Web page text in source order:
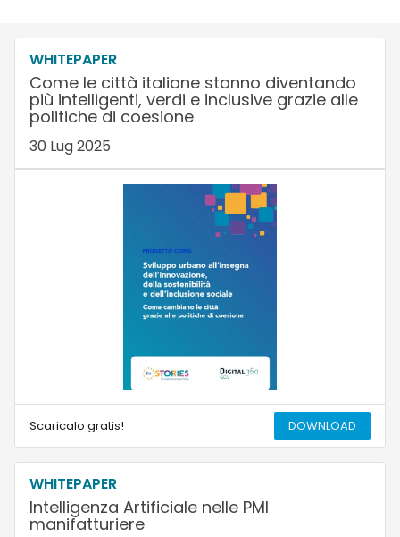
WHITEPAPER
Come le città italiane stanno diventando
più intelligenti, verdi e inclusive grazie alle
politiche di coesione
30 Lug 2025
Scaricalo gratis! DOWNLOAD
WHITEPAPER
Intelligenza Artificiale nelle PMI
manifatturiere